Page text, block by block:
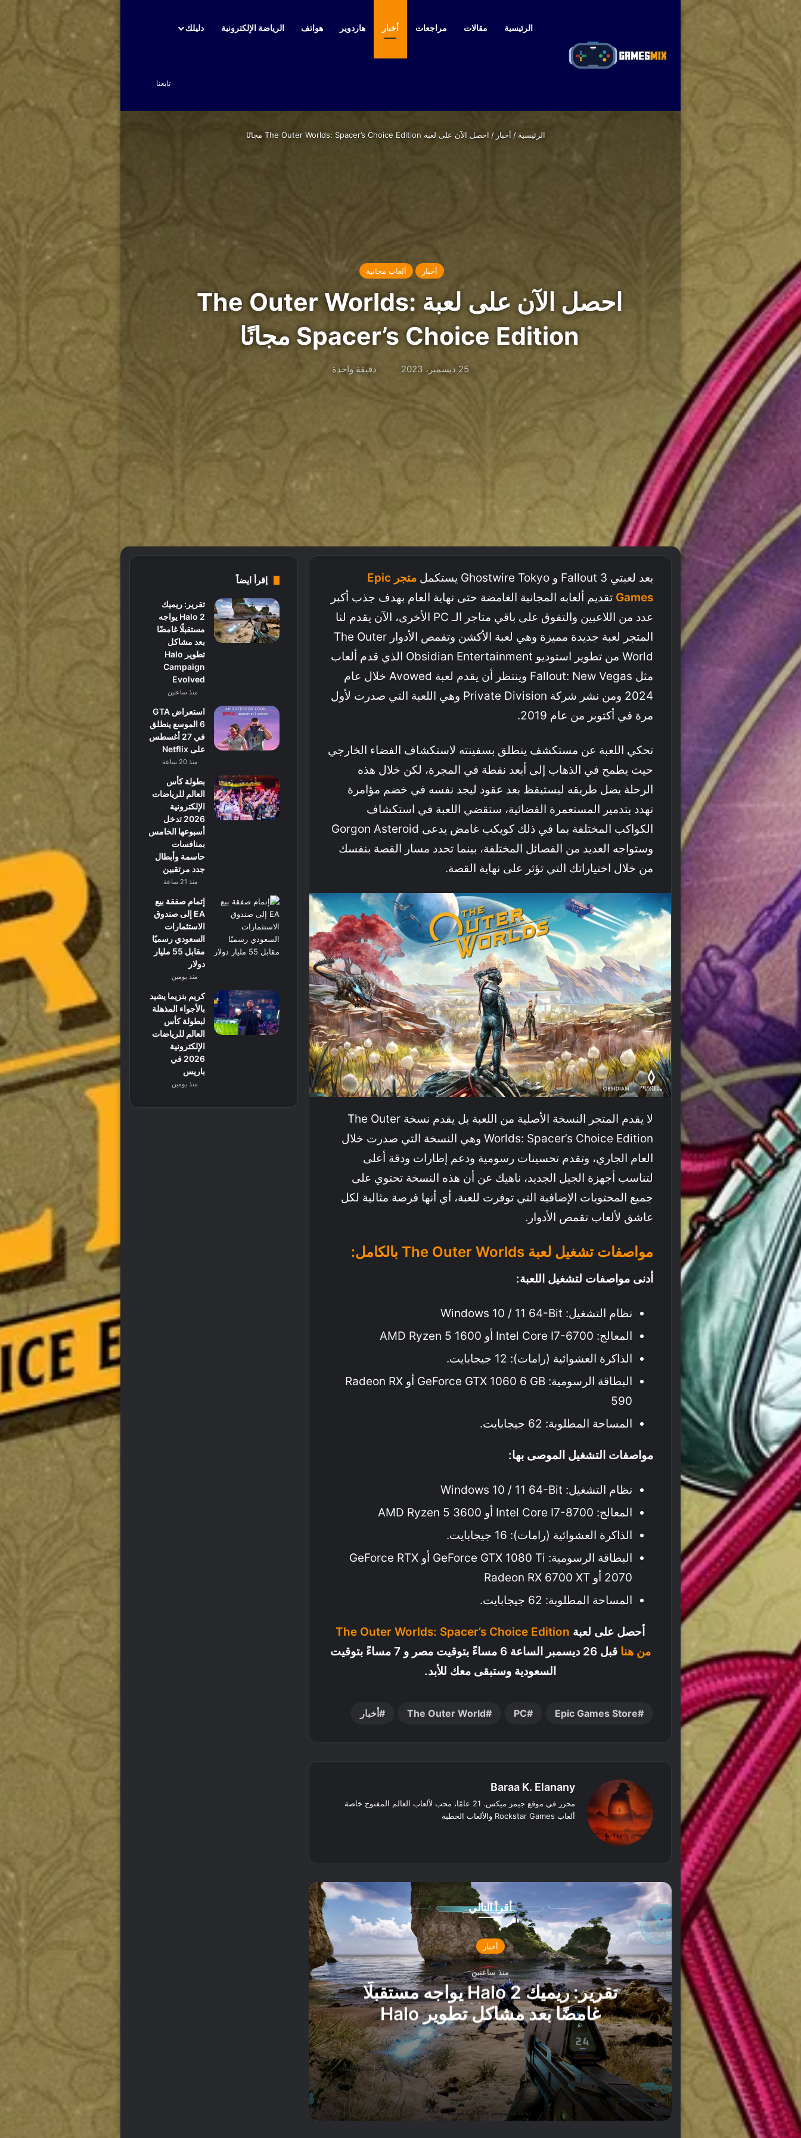
الرئيسية مقالات مراجعات أخبار هاردوير هواتف الرياضة الإلكترونية دليلك
تابعنا
الرئيسية / أخبار / احصل الآن على لعبة The Outer Worlds: Spacer’s Choice Edition مجانًا
أخبار ألعاب مجانية
احصل الآن على لعبة The Outer Worlds:
Spacer’s Choice Edition مجانًا
25 ديسمبر، 2023 دقيقة واحدة
بعد لعبتي Fallout 3 و Ghostwire Tokyo يستكمل
متجر Epic
Games تقديم ألعابه المجانية الغامضة حتى نهاية العام بهدف جذب أكبر
عدد من اللاعبين والتفوق على باقي متاجر الـ PC الأخرى، الآن يقدم لنا
المتجر لعبة جديدة مميزة وهي لعبة الأكشن وتقمص الأدوار The Outer
World من تطوير استوديو Obsidian Entertainment الذي قدم ألعاب
مثل Fallout: New Vegas وينتظر أن يقدم لعبة Avowed خلال عام
2024 ومن نشر شركة Private Division وهي اللعبة التي صدرت لأول
مرة في أكتوبر من عام 2019.
تحكي اللعبة عن مستكشف ينطلق بسفينته لاستكشاف الفضاء الخارجي
حيث يطمح في الذهاب إلى أبعد نقطة في المجرة، لكن خلال هذه
الرحلة يضل طريقه ليستيقظ بعد عقود ليجد نفسه في خضم مؤامرة
تهدد بتدمير المستعمرة الفضائية، ستقضي اللعبة في استكشاف
الكواكب المختلفة بما في ذلك كويكب غامض يدعى Gorgon Asteroid
وستواجه العديد من الفصائل المختلفة، بينما تحدد مسار القصة بنفسك
من خلال اختياراتك التي تؤثر على نهاية القصة.
لا يقدم المتجر النسخة الأصلية من اللعبة بل يقدم نسخة The Outer
Worlds: Spacer’s Choice Edition وهي النسخة التي صدرت خلال
العام الجاري، وتقدم تحسينات رسومية ودعم إطارات ودقة أعلى
لتناسب أجهزة الجيل الجديد، ناهيك عن أن هذه النسخة تحتوي على
جميع المحتويات الإضافية التي توفرت للعبة، أي أنها فرصة مثالية لكل
عاشق لألعاب تقمص الأدوار.
مواصفات تشغيل لعبة The Outer Worlds بالكامل:
أدنى مواصفات لتشغيل اللعبة:
نظام التشغيل: Windows 10 / 11 64-Bit
المعالج: Intel Core I7-6700 أو AMD Ryzen 5 1600
الذاكرة العشوائية (رامات): 12 جيجابايت.
البطاقة الرسومية: GeForce GTX 1060 6 GB أو Radeon RX
590
المساحة المطلوبة: 62 جيجابايت.
مواصفات التشغيل الموصى بها:
نظام التشغيل: Windows 10 / 11 64-Bit
المعالج: Intel Core I7-8700 أو AMD Ryzen 5 3600
الذاكرة العشوائية (رامات): 16 جيجابايت.
البطاقة الرسومية: GeForce GTX 1080 Ti أو GeForce RTX
2070 أو Radeon RX 6700 XT
المساحة المطلوبة: 62 جيجابايت.
أحصل على لعبة The Outer Worlds: Spacer’s Choice Edition
من هنا
قبل 26 ديسمبر الساعة 6 مساءً بتوقيت مصر و 7 مساءً بتوقيت
السعودية وستبقى معك للأبد.
Epic Games Store
PC
The Outer World أخبار
Baraa K. Elanany
محرر في موقع جيمز ميكس. 21 عامًا، محب لألعاب العالم المفتوح خاصة
ألعاب Rockstar Games والألعاب الخطية
أقرأ التالي
أخبار
منذ ساعتين
تقرير: ريميك Halo 2 يواجه مستقبلًا
غامضًا بعد مشاكل تطوير Halo
Campaign Evolved
منذ ساعتين
تقرير: ريميك Halo 2 يواجه مستقبلًا غامضًا بعد مشاكل تطوير Halo Campaign Evolved
إقرأ ايضاً
تقرير: ريميك
Halo 2 يواجه
مستقبلًا غامضًا
بعد مشاكل
تطوير Halo
Campaign
Evolved
منذ ساعتين
استعراض GTA
6 الموسع ينطلق
في 27 أغسطس
على Netflix
منذ 20 ساعة
بطولة كأس
العالم للرياضات
الإلكترونية
2026 تدخل
أسبوعها الخامس
بمنافسات
حاسمة وأبطال
جدد مرتقبين
منذ 21 ساعة
إتمام صفقة بيع
EA إلى صندوق
الاستثمارات
السعودي رسميًا
مقابل 55 مليار
دولار
منذ يومين
كريم بنزيما يشيد
بالأجواء المذهلة
لبطولة كأس
العالم للرياضات
الإلكترونية
2026 في
باريس
منذ يومين